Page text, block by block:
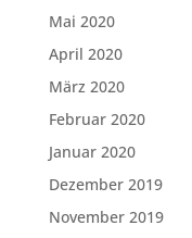
Mai 2020
April 2020
März 2020
Februar 2020
Januar 2020
Dezember 2019
November 2019